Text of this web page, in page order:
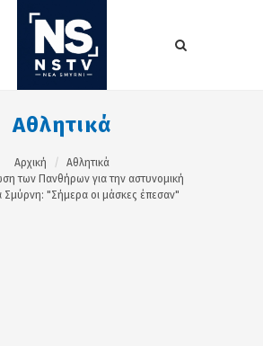
Αθλητικά
Αρχική
Αθλητικά
των Πανθήρων για την αστυνομική
Σμύρνη: "Σήμερα οι μάσκες έπεσαν"